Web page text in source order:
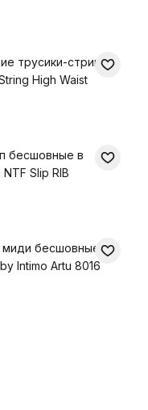
трусики-стринг
High Waist
бесшовные в
Slip RIB
миди бесшовные
Intimo Artu 8016